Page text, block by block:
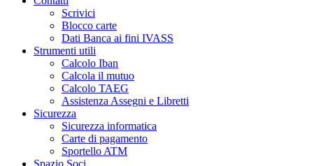
Scrivici
Blocco carte
Dati Banca ai fini IVASS
Strumenti utili
Calcolo Iban
Calcola il mutuo
Calcolo TAEG
Assistenza Assegni e Libretti
Sicurezza
Sicurezza informatica
Carte di pagamento
Sportello ATM
Spazio Soci